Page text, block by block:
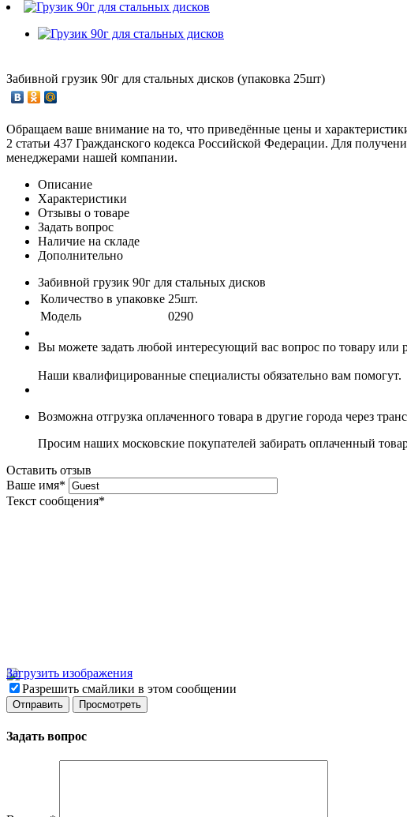
Забивной грузик 90г для стальных дисков (упаковка 25шт)
Обращаем ваше внимание на то, что приведённые цены и
2 статьи 437 Гражданского кодекса Российской Федерации. Для
менеджерами нашей компании.
Описание
Характеристики
Отзывы о товаре
Задать вопрос
Наличие на складе
Дополнительно
Забивной грузик 90г для стальных дисков
Количество в упаковке 25шт.
Модель
0290
Вы можете задать любой интересующий вас вопрос по товару или
Наши квалифицированные специалисты обязательно вам помогут.
Возможна отгрузка оплаченного товара в другие города через
Просим наших московские покупателей забирать оплаченный
Оставить отзыв
Ваше имя*
Текст сообщения*
Загрузить изображения
Разрешить смайлики в этом сообщении
Задать вопрос